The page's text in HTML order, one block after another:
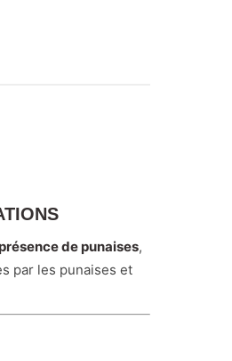
de punaises,
par les punaises et